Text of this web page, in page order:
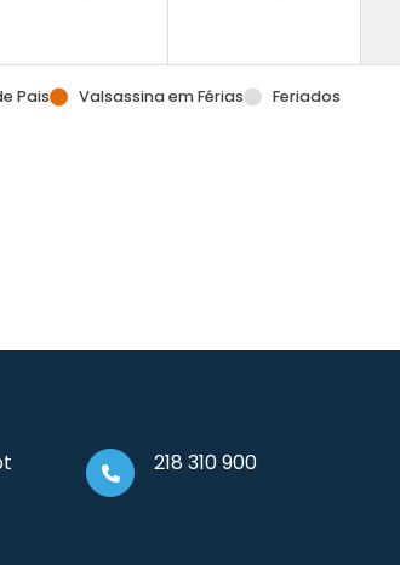
Pais Valsassina em Férias Feriados
218 310 900